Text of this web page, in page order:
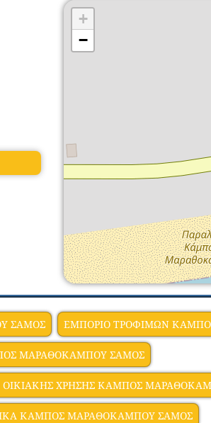
+
−
ΣΑΜΟΣ ΕΜΠΟΡΙΟ ΤΡΟΦΙΜΩΝ
ΜΑΡΑΘΟΚΑΜΠΟΥ ΣΑΜΟΣ
ΟΙΚΙΑΚΗΣ ΧΡΗΣΗΣ ΚΑΜΠΟΣ
ΚΑΜΠΟΣ ΜΑΡΑΘΟΚΑΜΠΟΥ ΣΑΜΟΣ